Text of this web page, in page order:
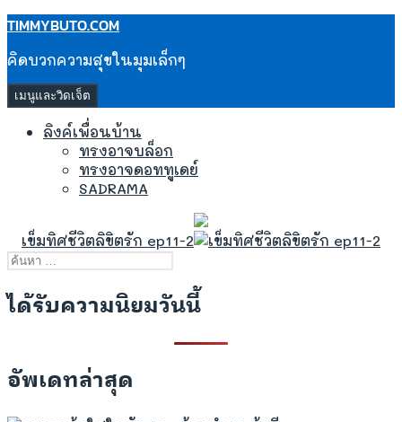
ข้าม
ไป
เนื้อหา
TIMMYBUTO.COM
คิดบวกความสุขในมุมเล็กๆ
เมนูและวิดเจ็ต
ลิงค์เพื่อนบ้าน
ทรงอาจบล็อก
ทรงอาจดอททูเดย์
SADRAMA
เข็มทิศชีวิตลิขิตรัก ep11-2
ค้นหา
ได้รับความนิยมวันนี้
อัพเดทล่าสุด